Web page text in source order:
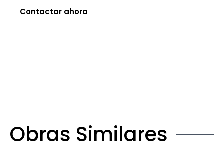
Contactar ahora
Obras Similares